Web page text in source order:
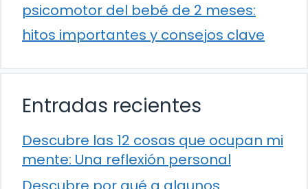
psicomotor del bebé de 2 meses:
hitos importantes y consejos clave
Entradas recientes
Descubre las 12 cosas que ocupan mi
mente: Una reflexión personal